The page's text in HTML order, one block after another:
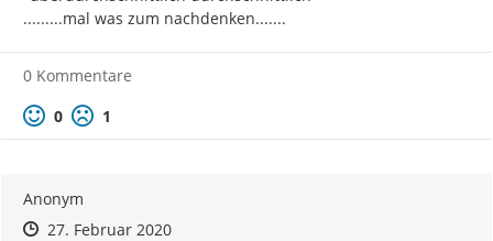
www.colditz.de/slogan. Das Beteiligungsportal ist vom 28.01.
bis 28.02.20 dafür geöffnet. Es kommen 5-6 Vorschläge in
einer öffentlichen Arbeitsberatung des Stadtrates am
Wir freuen uns auf Ihre Einsendungen.
.........mal was zum nachdenken.......
0 Kommentare
Positive Bewertung
0 Negative Bewertung
1
Anonym
Zeitpunkt des Erstellens
Zeitpunkt des Erstellens
27. Februar 2020Zur Äußerung